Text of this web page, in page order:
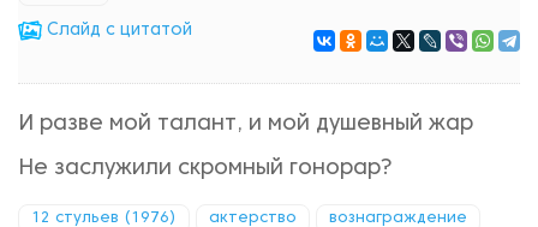
Cлайд с цитатой
И разве мой талант, и мой душевный жар
Не заслужили скромный гонорар?
12 стульев (1976) актерство вознаграждение